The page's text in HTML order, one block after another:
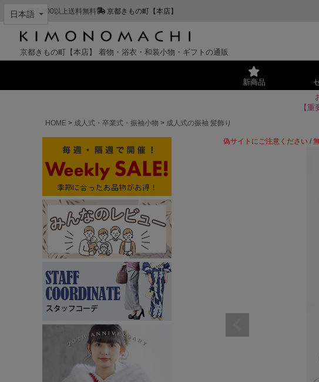
¥11,000以上送料無料 京都きもの町【本店】
京都きもの町【本店】 着物・浴衣・和装小物・ギフトの通販
新商品
【
HOME
成人式・卒業式・振袖小物 成人式の振袖 髪飾り
偽サイトにご注意ください /